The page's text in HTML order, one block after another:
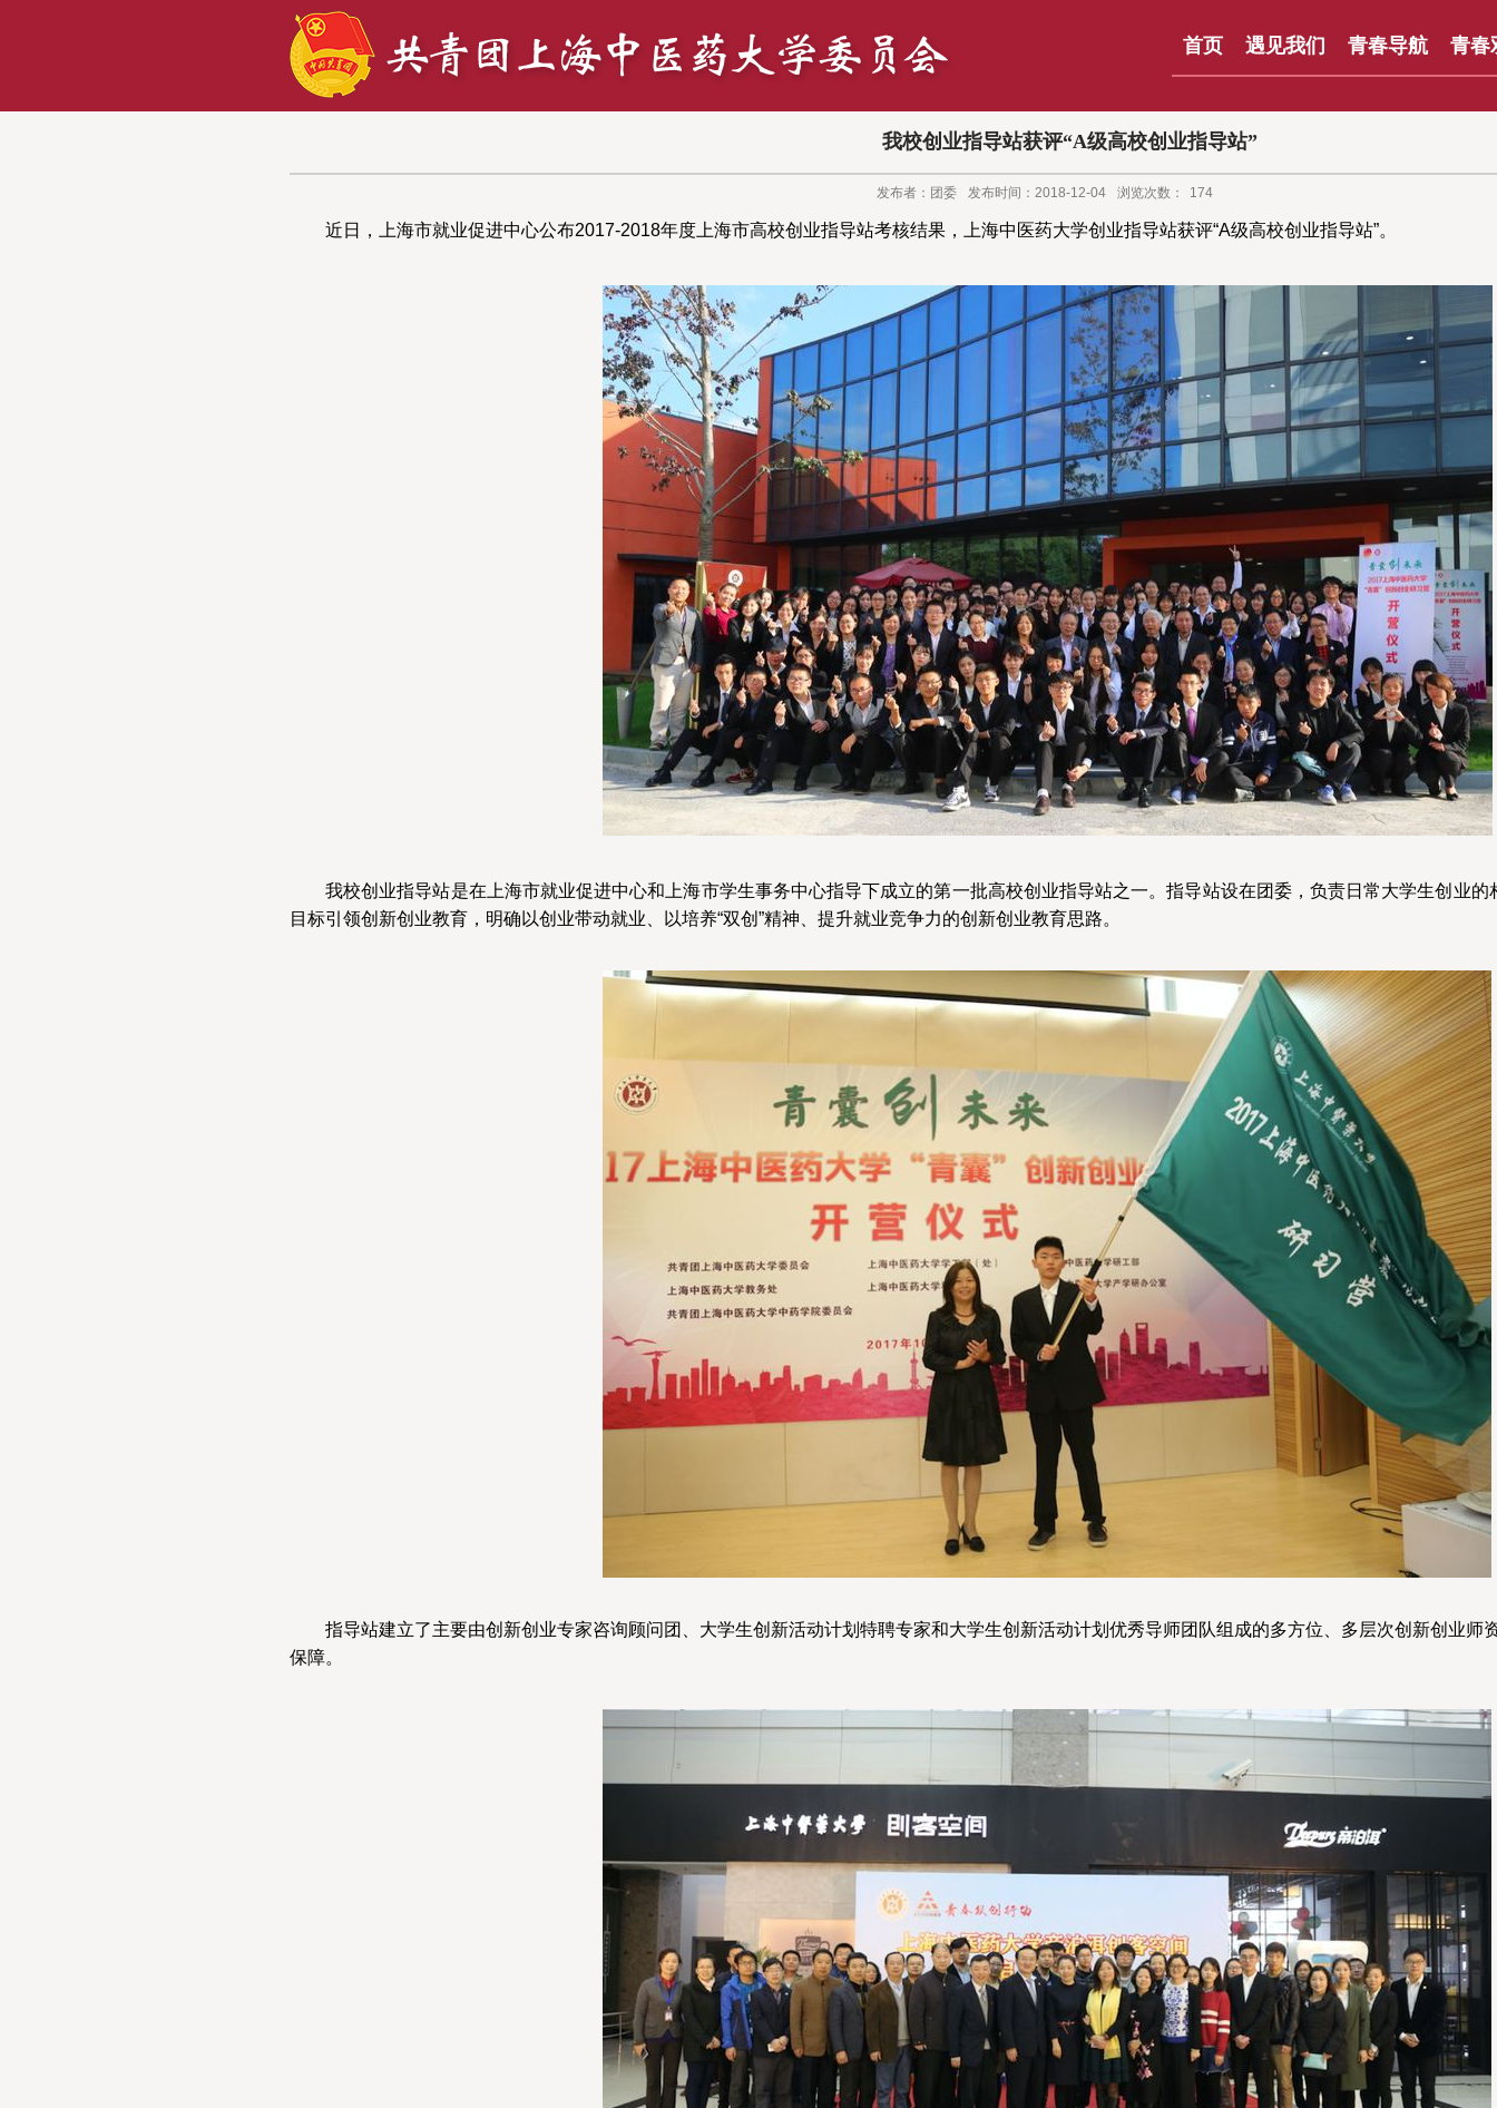
首页 遇见我们 青春导航 青春
我校创业指导站获评“A级高校创业指导站”
发布者：团委 发布时间：2018-12-04 浏览次数： 174
近日，上海市就业促进中心公布2017-2018年度上海市高校创业指导站考核结果，上海中医药大学创业指导站获评“A级高校创业指导站”。
我校创业指导站是在上海市就业促进中心和上海市学生事务中心指导下成立的第一批高校创业指导站之一。指导站设在团委，负责日常大学生创业的
目标引领创新创业教育，明确以创业带动就业、以培养“双创”精神、提升就业竞争力的创新创业教育思路。
指导站建立了主要由创新创业专家咨询顾问团、大学生创新活动计划特聘专家和大学生创新活动计划优秀导师团队组成的多方位、多层次创新创业师
保障。